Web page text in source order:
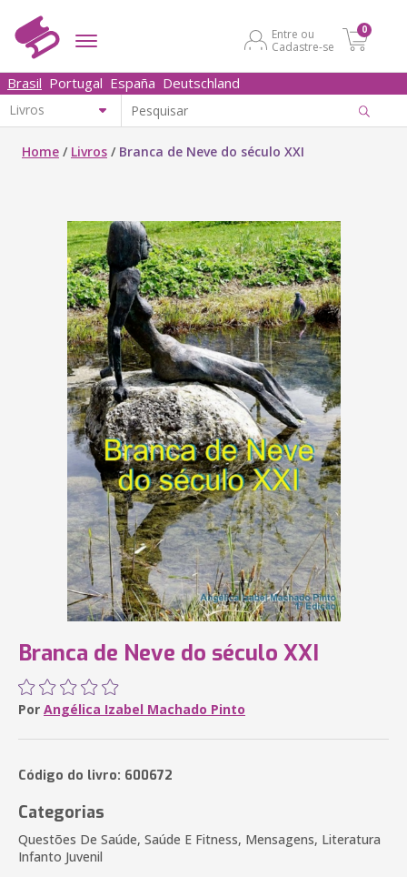
Entre ou
Cadastre-se
0
Brasil Portugal España Deutschland
Home / Livros / Branca de Neve do século XXI
Branca de Neve do século XXI
Por Angélica Izabel Machado Pinto
Código do livro: 600672
Categorias
Questões De Saúde, Saúde E Fitness, Mensagens, Literatura
Infanto Juvenil